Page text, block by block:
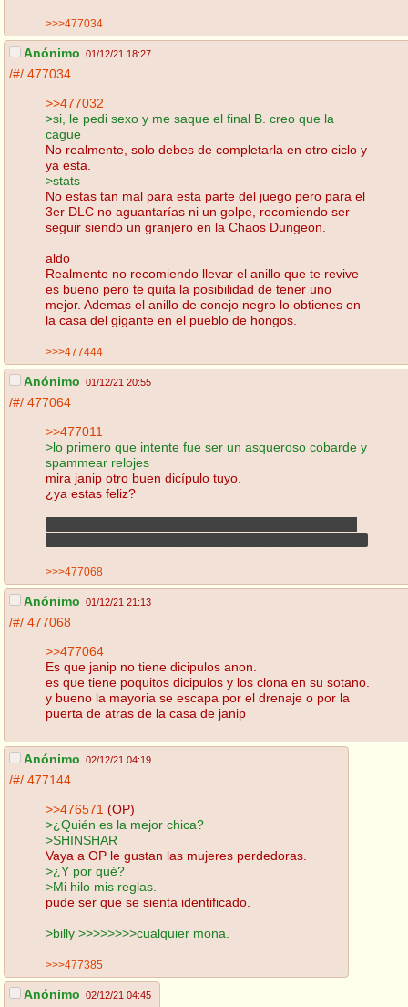
>>>477034
Anónimo 01/12/21 18:27
/#/ 477034
>>477032
>si, le pedi sexo y me saque el final B. creo que la
cague
No realmente, solo debes de completarla en otro ciclo y
ya esta.
>stats
No estas tan mal para esta parte del juego pero para el
3er DLC no aguantarías ni un golpe, recomiendo ser
seguir siendo un granjero en la Chaos Dungeon.
aldo
Realmente no recomiendo llevar el anillo que te revive
es bueno pero te quita la posibilidad de tener uno
mejor. Ademas el anillo de conejo negro lo obtienes en
la casa del gigante en el pueblo de hongos.
>>>477444
Anónimo 01/12/21 20:55
/#/ 477064
>>477011
>lo primero que intente fue ser un asqueroso cobarde y
spammear relojes
mira janip otro buen dicípulo tuyo.
¿ya estas feliz?
>>>477068
Anónimo 01/12/21 21:13
/#/ 477068
>>477064
Es que janip no tiene dicipulos anon.
es que tiene poquitos dicipulos y los clona en su sotano.
y bueno la mayoria se escapa por el drenaje o por la
puerta de atras de la casa de janip
Anónimo 02/12/21 04:19
/#/ 477144
>>476571 (OP)
>¿Quién es la mejor chica?
>SHINSHAR
Vaya a OP le gustan las mujeres perdedoras.
>¿Y por qué?
>Mi hilo mis reglas.
pude ser que se sienta identificado.
>billy >>>>>>>>cualquier mona.
>>>477385
Anónimo 02/12/21 04:45